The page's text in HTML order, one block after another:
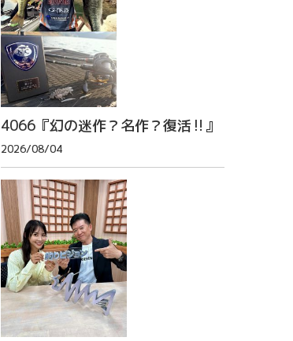
4066『幻の迷作？名作？復活‼』
2026/08/04